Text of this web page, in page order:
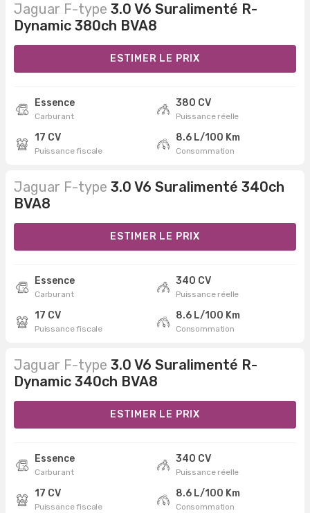
Jaguar F-type 3.0 V6 Suralimenté R-
Dynamic 380ch BVA8
ESTIMER LE PRIX
Essence
Carburant
380 CV
Puissance réelle
17 CV
Puissance fiscale
8.6 L/100 Km
Consommation
Jaguar F-type 3.0 V6 Suralimenté 340ch
BVA8
ESTIMER LE PRIX
Essence
Carburant
340 CV
Puissance réelle
17 CV
Puissance fiscale
8.6 L/100 Km
Consommation
Jaguar F-type 3.0 V6 Suralimenté R-
Dynamic 340ch BVA8
ESTIMER LE PRIX
Essence
Carburant
340 CV
Puissance réelle
17 CV
Puissance fiscale
8.6 L/100 Km
Consommation